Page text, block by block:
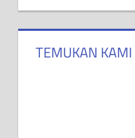
TEMUKAN KAMI